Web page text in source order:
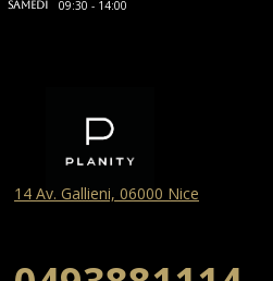
SAMEDI
09:30 - 14:00
14 Av. Gallieni, 06000 Nice